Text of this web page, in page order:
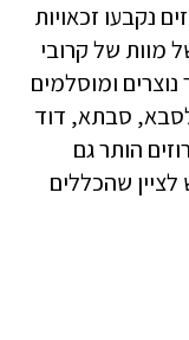
נקבעו זכאויות
מוות של קרובי
ומוסלמים
סבתא, דוד
הותר גם
לציין שהכללים